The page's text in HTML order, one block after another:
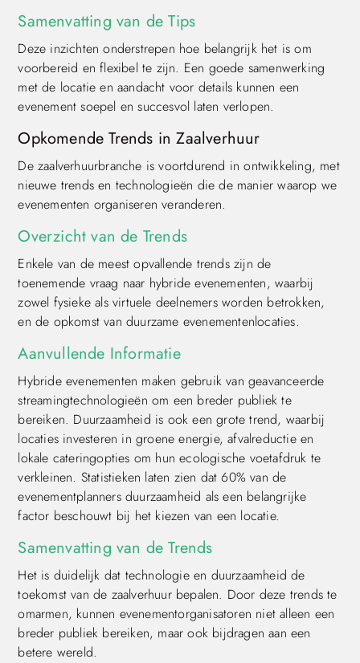
Samenvatting van de Tips
Deze inzichten onderstrepen hoe belangrijk het is om
voorbereid en flexibel te zijn. Een goede samenwerking
met de locatie en aandacht voor details kunnen een
evenement soepel en succesvol laten verlopen.
Opkomende Trends in Zaalverhuur
De zaalverhuurbranche is voortdurend in ontwikkeling, met
nieuwe trends en technologieën die de manier waarop we
evenementen organiseren veranderen.
Overzicht van de Trends
Enkele van de meest opvallende trends zijn de
toenemende vraag naar hybride evenementen, waarbij
zowel fysieke als virtuele deelnemers worden betrokken,
en de opkomst van duurzame evenementenlocaties.
Aanvullende Informatie
Hybride evenementen maken gebruik van geavanceerde
streamingtechnologieën om een breder publiek te
bereiken. Duurzaamheid is ook een grote trend, waarbij
locaties investeren in groene energie, afvalreductie en
lokale cateringopties om hun ecologische voetafdruk te
verkleinen. Statistieken laten zien dat 60% van de
evenementplanners duurzaamheid als een belangrijke
factor beschouwt bij het kiezen van een locatie.
Samenvatting van de Trends
Het is duidelijk dat technologie en duurzaamheid de
toekomst van de zaalverhuur bepalen. Door deze trends te
omarmen, kunnen evenementorganisatoren niet alleen een
breder publiek bereiken, maar ook bijdragen aan een
betere wereld.